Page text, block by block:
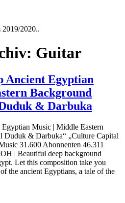
2020..
Guitar
Ancient Egyptian
Background
& Darbuka
Music | Middle Eastern
Duduk & Darbuka“ „Culture Capital
31.600 Abonnenten 46.311
| Beautiful deep background
Let this composition take you
the ancient Egyptians, a tale of the